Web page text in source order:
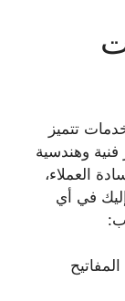
تتميز
وهندسية
العملاء،
في أي